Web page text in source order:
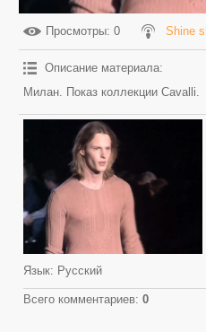
Просмотры: 0 Shine
Описание материала:
Милан. Показ коллекции Cavalli.
Язык: Русский
Всего комментариев: 0